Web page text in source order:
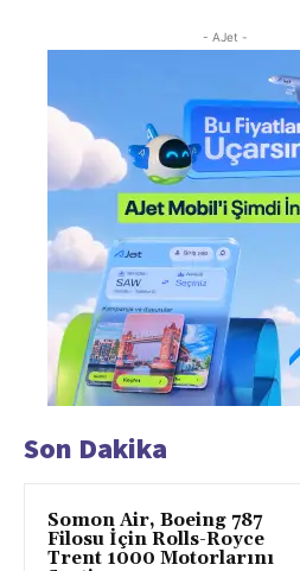
- AJet -
Son Dakika
Somon Air, Boeing 787
Filosu İçin Rolls-Royce
Trent 1000 Motorlarını